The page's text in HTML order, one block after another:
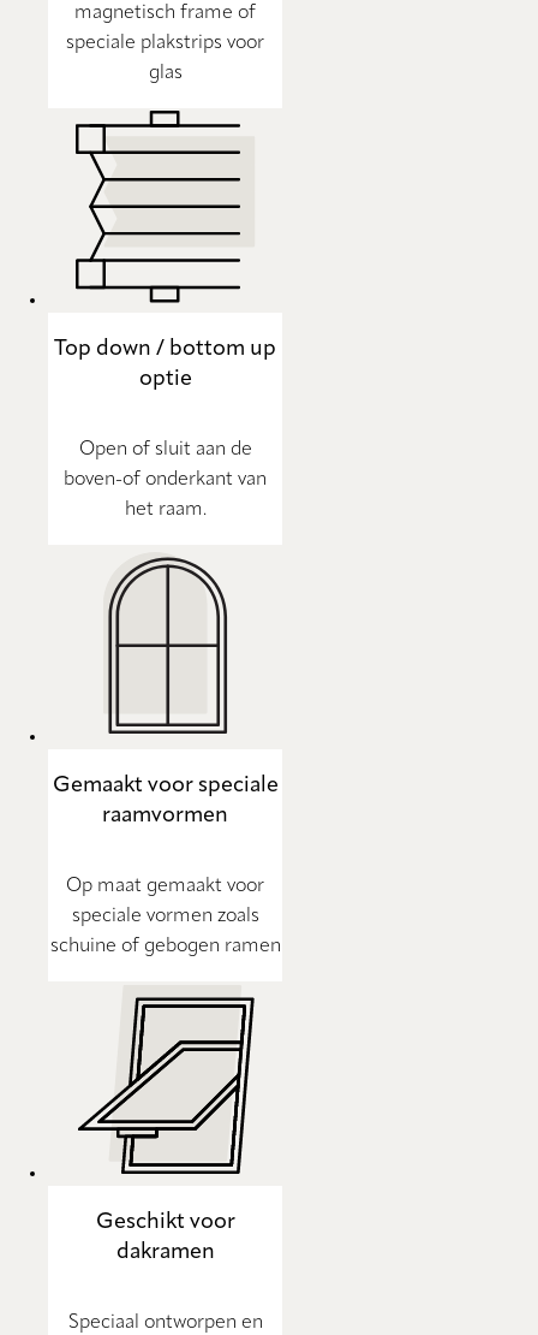
magnetisch frame of
speciale plakstrips voor
glas
Top down / bottom up
optie
Open of sluit aan de
boven-of onderkant van
het raam.
Gemaakt voor speciale
raamvormen
Op maat gemaakt voor
speciale vormen zoals
schuine of gebogen ramen
Geschikt voor
dakramen
Speciaal ontworpen en